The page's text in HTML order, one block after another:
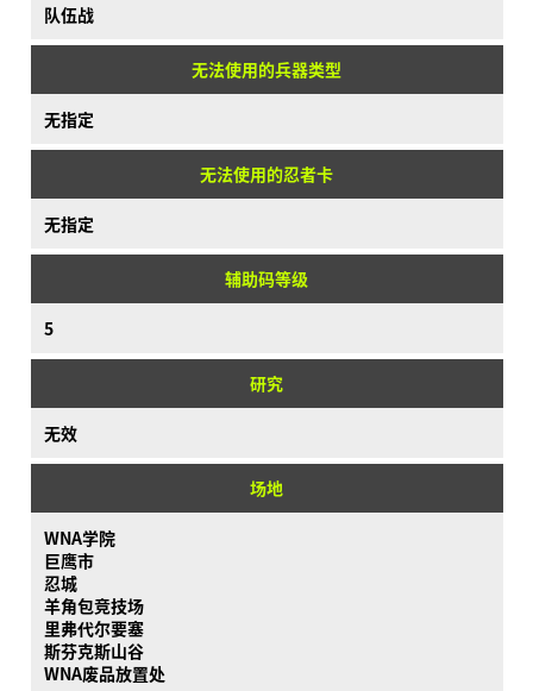
队伍战
无法使用的兵器类型
无指定
无法使用的忍者卡
无指定
辅助码等级
5
研究
无效
场地
WNA学院
巨鹰市
忍城
羊角包竞技场
里弗代尔要塞
斯芬克斯山谷
WNA废品放置处